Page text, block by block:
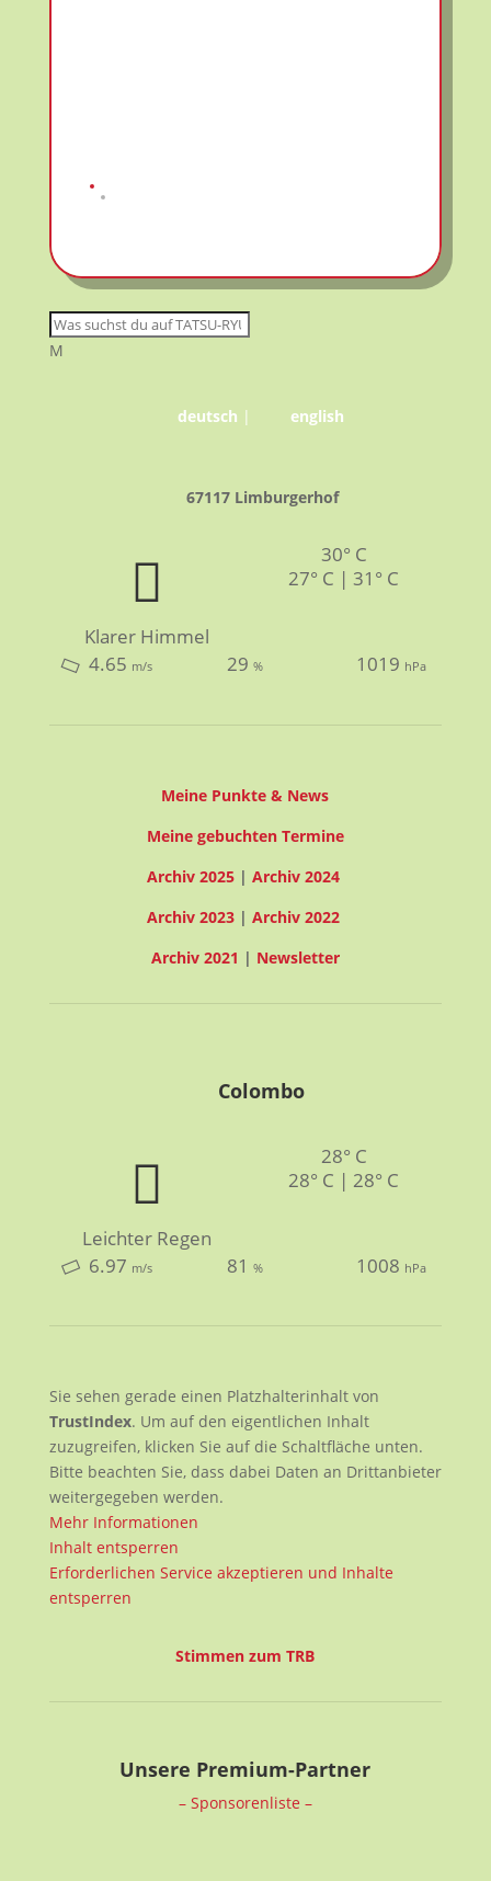
M
deutsch | english
67117 Limburgerhof
Klarer Himmel
30° C
27° C | 31° C
4.65 m/s 29% 1019 hPa
Meine Punkte & News
Meine gebuchten Termine
Archiv 2025| Archiv 2024
Archiv 2023| Archiv 2022
Archiv 2021 | Newsletter
Colombo
Leichter Regen
28° C
28° C | 28° C
6.97 m/s 81% 1008 hPa
Sie sehen gerade einen Platzhalterinhalt von
TrustIndex. Um auf den eigentlichen Inhalt
zuzugreifen, klicken Sie auf die Schaltfläche unten.
Bitte beachten Sie, dass dabei Daten an Drittanbieter
weitergegeben werden.
Mehr Informationen
Inhalt entsperren
Erforderlichen Service akzeptieren und Inhalte
entsperren
Stimmen zum TRB
Unsere Premium-Partner
– Sponsorenliste –